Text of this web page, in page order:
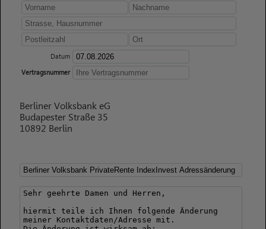
Datum
Vertragsnummer
Berliner Volksbank eG
Budapester Straße 35
10892 Berlin